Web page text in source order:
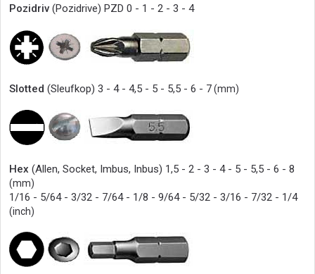
Pozidriv (Pozidrive) PZD 0 - 1 - 2 - 3 - 4
Slotted (Sleufkop) 3 - 4 - 4,5 - 5 - 5,5 - 6 - 7(mm)
Hex (Allen, Socket, Imbus, Inbus) 1,5 - 2 - 3 - 4 - 5 - 5,5 - 6 - 8
(mm)
1/16 - 5/64 - 3/32 - 7/64 - 1/8 - 9/64 - 5/32 - 3/16 - 7/32 - 1/4
(inch)